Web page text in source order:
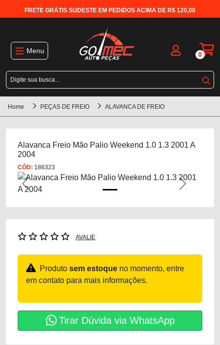
FRETE GRÁTIS SUDESTE EM PEDIDOS ACIMA DE R$ 120,00
Menu 0
Home PEÇAS DE FREIO ALAVANCA DE FREIO
Alavanca Freio Mão Palio Weekend 1.0 1.3 2001 A
2004
CÓD: 186323
Previous Next
AVALIE
Produto sem estoque no momento, entre
em contato para mais informações.
Tirar Dúvida via WhatsApp